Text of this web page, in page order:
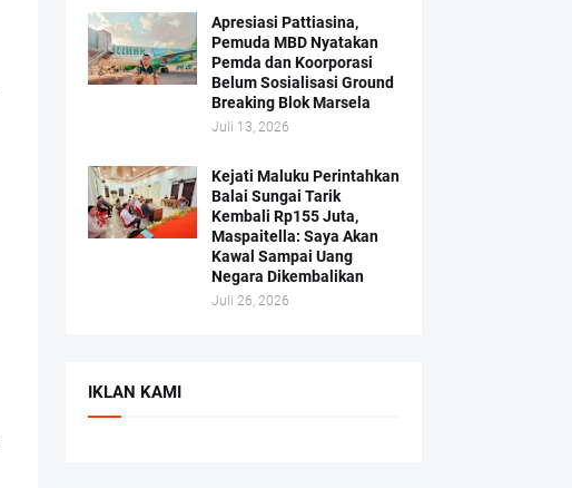
Apresiasi Pattiasina,
Pemuda MBD Nyatakan
Pemda dan Koorporasi
Belum Sosialisasi Ground
Breaking Blok Marsela
Juli 13, 2026
Kejati Maluku Perintahkan
Balai Sungai Tarik
Kembali Rp155 Juta,
Maspaitella: Saya Akan
Kawal Sampai Uang
Negara Dikembalikan
Juli 26, 2026
IKLAN KAMI